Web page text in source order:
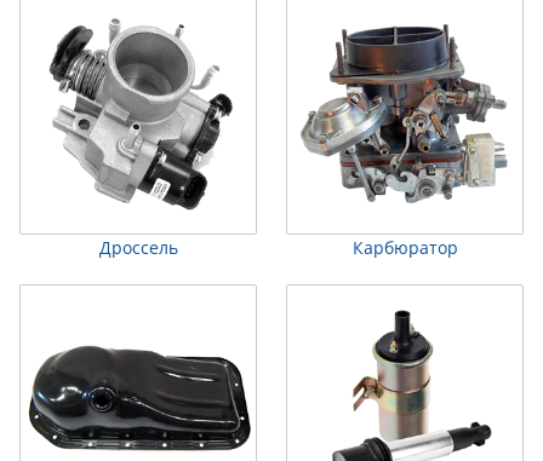
Дроссель Карбюратор